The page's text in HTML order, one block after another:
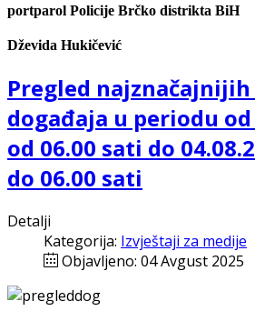
portparol Policije Brčko distrikta BiH
Dževida Hukičević
Pregled
događaja u periodu od
od 06.00 sati do
do 06.00 sati
Detalji
Kategorija: Izvještaji za medije
Objavljeno: 04 Avgust 2025